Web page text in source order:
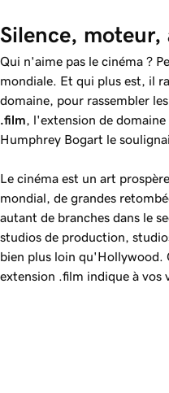
Silence, moteur,
Qui n'aime pas le cinéma ?
mondiale. Et qui plus est, il
domaine, pour rassembler
.film , l'extension de
Humphrey Bogart le
Le cinéma est un art
mondial, de grandes
autant de branches dans le
studios de production,
bien plus loin qu'Hollywood.
extension .film indique à vos